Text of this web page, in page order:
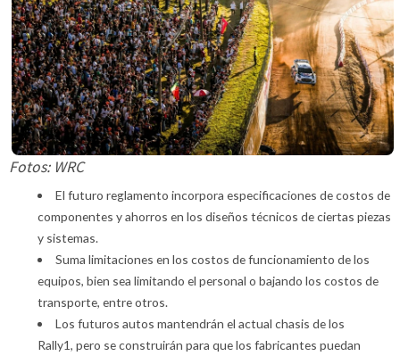
Fotos: WRC
El futuro reglamento incorpora especificaciones de costos de
componentes y ahorros en los diseños técnicos de ciertas piezas
y sistemas.
Suma limitaciones en los costos de funcionamiento de los
equipos, bien sea limitando el personal o bajando los costos de
transporte, entre otros.
Los futuros autos mantendrán el actual chasis de los
Rally1, pero se construirán para que los fabricantes puedan